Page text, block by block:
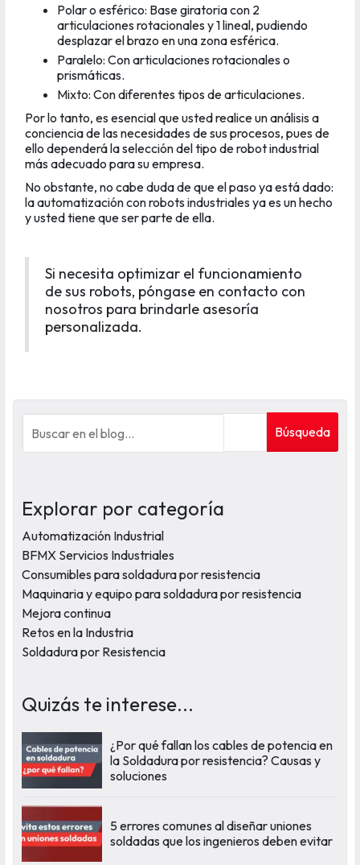
Polar o esférico: Base giratoria con 2
articulaciones rotacionales y 1 lineal, pudiendo
desplazar el brazo en una zona esférica.
Paralelo: Con articulaciones rotacionales o
prismáticas.
Mixto: Con diferentes tipos de articulaciones.
Por lo tanto, es esencial que usted realice un análisis a
conciencia de las necesidades de sus procesos, pues de
ello dependerá la selección del tipo de robot industrial
más adecuado para su empresa.
No obstante, no cabe duda de que el paso ya está dado:
la automatización con robots industriales ya es un hecho
y usted tiene que ser parte de ella.
Si necesita optimizar el funcionamiento
de sus robots, póngase en contacto con
nosotros para brindarle asesoría
personalizada.
Búsqueda
Explorar por categoría
Automatización Industrial
BFMX Servicios Industriales
Consumibles para soldadura por resistencia
Maquinaria y equipo para soldadura por resistencia
Mejora continua
Retos en la Industria
Soldadura por Resistencia
Quizás te interese...
¿Por qué fallan los cables de potencia en
la Soldadura por resistencia? Causas y
soluciones
5 errores comunes al diseñar uniones
soldadas que los ingenieros deben evitar